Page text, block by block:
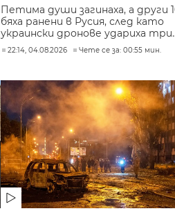
Петима души загинаха, а други
бяха ранени в Русия, след като
украински дронове удариха
22:14, 04.08.2026 Чете се за: 00:55 мин.